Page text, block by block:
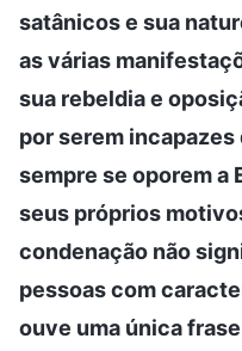
satânicos e sua
as várias
sua rebeldia e
por serem incapazes
sempre se oporem a
seus próprios
condenação não
pessoas com
ouve uma única